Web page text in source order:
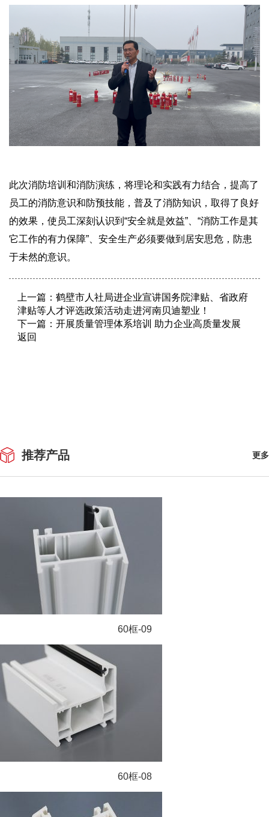
此次消防培训和消防演练，将理论和实践有力结合，提高了
员工的消防意识和防预技能，普及了消防知识，取得了良好
的效果，使员工深刻认识到“安全就是效益”、“消防工作是其
它工作的有力保障”、安全生产必须要做到居安思危，防患
于未然的意识。
上一篇： 鹤壁市人社局进企业宣讲国务院津贴、省政府
津贴等人才评选政策活动走进河南贝迪塑业！
下一篇： 开展质量管理体系培训 助力企业高质量发展
返回
推荐产品 更多
60框-09
60框-08